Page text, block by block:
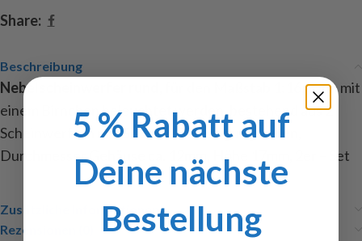
Share:
Beschreibung
Nebelscheinwerfer rund
, für den Maßstab 1:16, kann mit
einem Birnchen beleuchtet werden, bestehend aus 2
Scheinwerfern mit Glas und Befestigungsteilen,
Durchmesser Gehäuse ca. 12mm, Höhe 17mm, 2er – Set
Zusätzliche Informationen
Rezensionen (0)
5 % Rabatt auf
Deine nächste
Bestellung